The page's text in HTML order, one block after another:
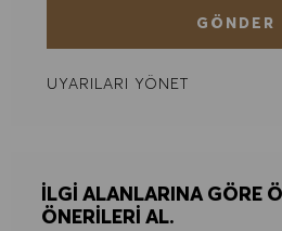
ÇEREZ
GÖNDER
UYARILARI YÖNET
İLGI ALANLARINA GÖRE
ÖNERILERI AL.